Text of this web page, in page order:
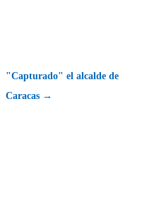
"Capturado" el alcalde de
Caracas →